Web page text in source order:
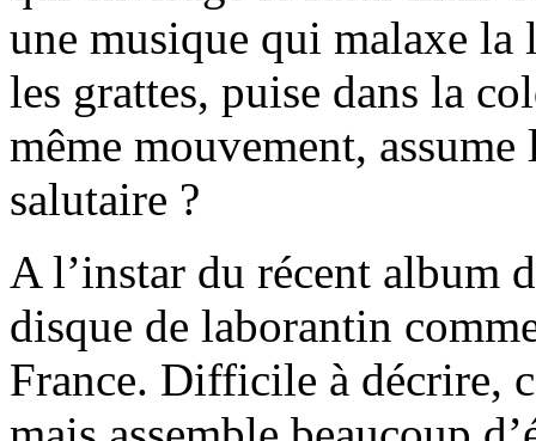
une musique qui malaxe
les grattes, puise dans la
même mouvement,
salutaire ?
A l’instar du récent album
disque de laborantin
France. Difficile à décrire,